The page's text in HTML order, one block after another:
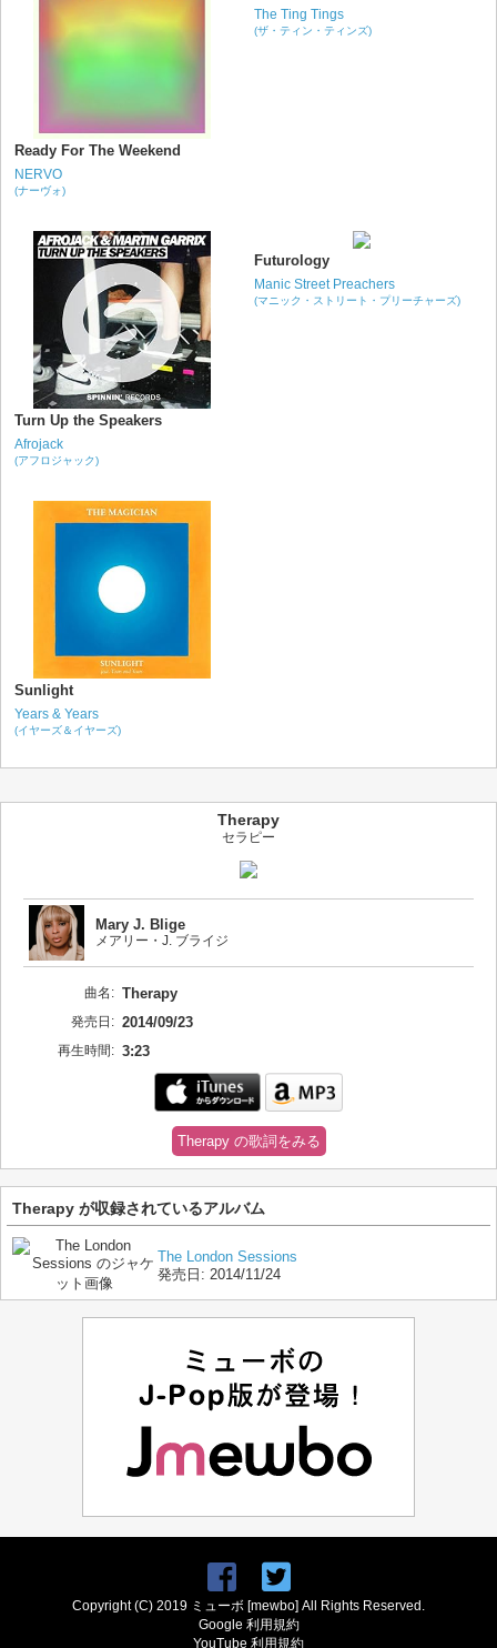
Ready For The Weekend
NERVO
(ナーヴォ)
The Ting Tings
(ザ・ティン・ティンズ)
Turn Up the Speakers
Afrojack
(アフロジャック)
Futurology
Manic Street Preachers
(マニック・ストリート・プリーチャーズ)
Sunlight
Years & Years
(イヤーズ＆イヤーズ)
Therapy
セラピー
Mary J. Blige
メアリー・J. ブライジ
曲名: Therapy
発売日: 2014/09/23
再生時間: 3:23
Therapy の歌詞をみる
Therapy が収録されているアルバム
The London Sessions
発売日: 2014/11/24
Copyright (C) 2019 ミューボ [mewbo] All Rights Reserved.
Google 利用規約
YouTube 利用規約